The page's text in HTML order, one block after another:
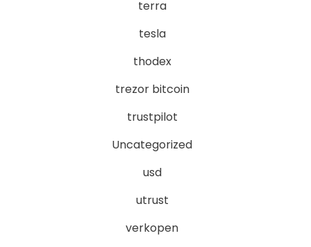
terra
tesla
thodex
trezor bitcoin
trustpilot
Uncategorized
usd
utrust
verkopen